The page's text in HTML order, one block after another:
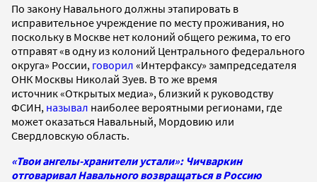
По закону Навального должны этапировать в
исправительное учреждение по месту проживания, но
поскольку в Москве нет колоний общего режима, то его
отправят «в одну из колоний Центрального федерального
округа» России, говорил «Интерфаксу» зампредседателя
ОНК Москвы Николай Зуев. В то же время
источник «Открытых медиа», близкий к руководству
ФСИН, называл наиболее вероятными регионами, где
может оказаться Навальный, Мордовию или
Свердловскую область.
«Твои ангелы-хранители устали»: Чичваркин
отговаривал Навального возвращаться в Россию